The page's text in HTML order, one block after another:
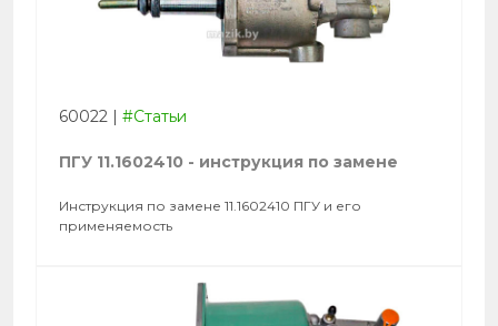
60022 | #Статьи
ПГУ 11.1602410 - инструкция по замене
Инструкция по замене 11.1602410 ПГУ и его
применяемость